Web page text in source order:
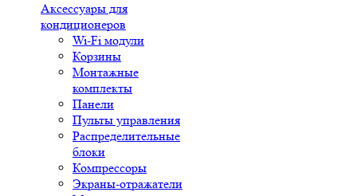
Аксессуары для
кондиционеров
Wi-Fi модули
Корзины
Монтажные
комплекты
Панели
Пульты управления
Распределительные
блоки
Компрессоры
Экраны-отражатели